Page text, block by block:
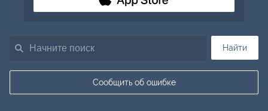
Найти
Сообщить об ошибке